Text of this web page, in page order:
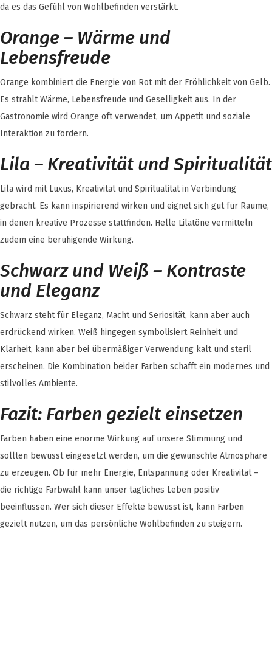
da es das Gefühl von Wohlbefinden verstärkt.
Orange – Wärme und
Lebensfreude
Orange kombiniert die Energie von Rot mit der Fröhlichkeit von Gelb.
Es strahlt Wärme, Lebensfreude und Geselligkeit aus. In der
Gastronomie wird Orange oft verwendet, um Appetit und soziale
Interaktion zu fördern.
Lila – Kreativität und Spiritualität
Lila wird mit Luxus, Kreativität und Spiritualität in Verbindung
gebracht. Es kann inspirierend wirken und eignet sich gut für Räume,
in denen kreative Prozesse stattfinden. Helle Lilatöne vermitteln
zudem eine beruhigende Wirkung.
Schwarz und Weiß – Kontraste
und Eleganz
Schwarz steht für Eleganz, Macht und Seriosität, kann aber auch
erdrückend wirken. Weiß hingegen symbolisiert Reinheit und
Klarheit, kann aber bei übermäßiger Verwendung kalt und steril
erscheinen. Die Kombination beider Farben schafft ein modernes und
stilvolles Ambiente.
Fazit: Farben gezielt einsetzen
Farben haben eine enorme Wirkung auf unsere Stimmung und
sollten bewusst eingesetzt werden, um die gewünschte Atmosphäre
zu erzeugen. Ob für mehr Energie, Entspannung oder Kreativität –
die richtige Farbwahl kann unser tägliches Leben positiv
beeinflussen. Wer sich dieser Effekte bewusst ist, kann Farben
gezielt nutzen, um das persönliche Wohlbefinden zu steigern.